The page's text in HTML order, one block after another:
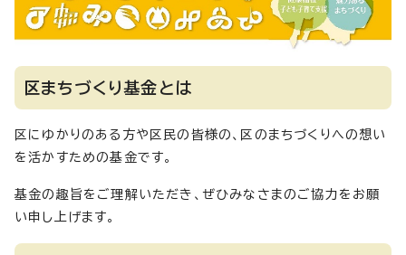
区まちづくり基金とは
区にゆかりのある方や区民の皆様の、区のまちづくりへの想い
を活かすための基金です。
基金の趣旨をご理解いただき、ぜひみなさまのご協力をお願
い申し上げます。